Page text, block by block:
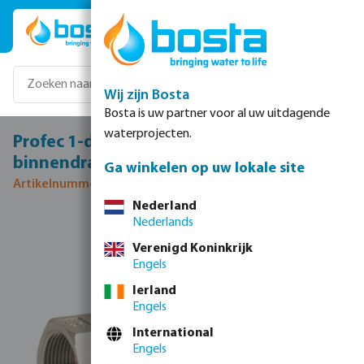
Ga naar de hoofdinhoud
Profec 1-delige Kogelkraan RVS 316 2"
binnendraad 69bar licht
Artikelnummer 0090899
Afbeeldingengalerij overslaan
Wij zijn Bosta
Bosta is uw partner voor al uw uitdagende
waterprojecten.
Ga winkelen op uw lokale site
Nederland
Nederlands
Verenigd Koninkrijk
Engels
Ierland
Engels
International
Engels